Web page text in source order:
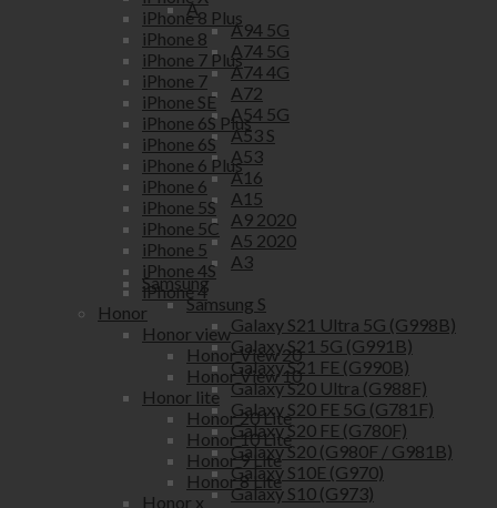
A
A94 5G
A74 5G
A74 4G
A72
A54 5G
A53 S
A53
A16
A15
A9 2020
A5 2020
A3
Samsung
Samsung S
Galaxy S21 Ultra 5G (G998B)
Galaxy S21 5G (G991B)
Galaxy S21 FE (G990B)
Galaxy S20 Ultra (G988F)
Galaxy S20 FE 5G (G781F)
Galaxy S20 FE (G780F)
Galaxy S20 (G980F / G981B)
Galaxy S10E (G970)
Galaxy S10 (G973)
iPhone 8 Plus
iPhone 8
iPhone 7 Plus
iPhone 7
iPhone SE
iPhone 6S Plus
iPhone 6S
iPhone 6 Plus
iPhone 6
iPhone 5S
iPhone 5C
iPhone 5
iPhone 4S
iPhone 4
Honor
Honor view
Honor View 20
Honor View 10
Honor lite
Honor 20 Lite
Honor 10 Lite
Honor 9 Lite
Honor 8 Lite
Honor x